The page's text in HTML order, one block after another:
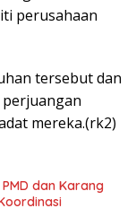
perusahaan
tersebut dan
mereka.(rk2)
dan Karang